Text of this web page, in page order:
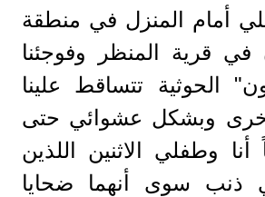
أمام المنزل في منطقة
في قرية المنظر وفوجئنا
الحوثية تتساقط علينا
وبشكل عشوائي حتى
وطفلي الاثنين اللذين
ذنب سوى أنهما ضحايا